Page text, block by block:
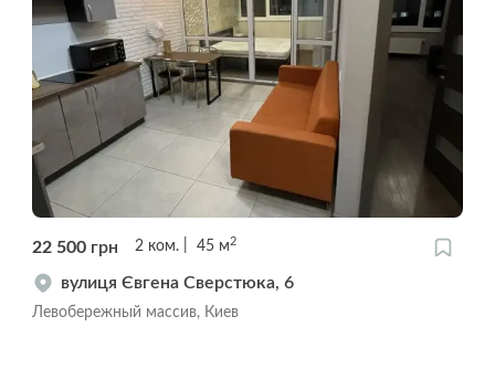
22 500 грн 2 ком. 45 м 2
вулиця Євгена Сверстюка, 6
Левобережный массив, Киев